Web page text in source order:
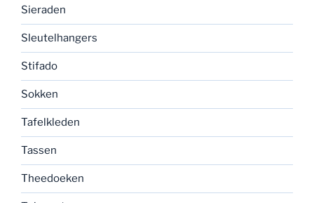
Sieraden
Sleutelhangers
Stifado
Sokken
Tafelkleden
Tassen
Theedoeken